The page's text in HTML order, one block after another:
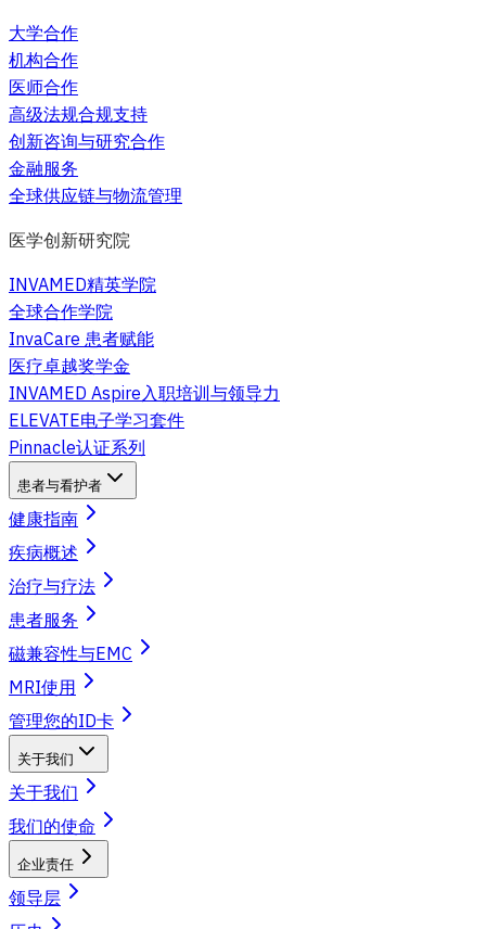
大学合作
机构合作
医师合作
高级法规合规支持
创新咨询与研究合作
金融服务
全球供应链与物流管理
医学创新研究院
INVAMED精英学院
全球合作学院
InvaCare 患者赋能
医疗卓越奖学金
INVAMED Aspire入职培训与领导力
ELEVATE电子学习套件
Pinnacle认证系列
患者与看护者
健康指南
疾病概述
治疗与疗法
患者服务
磁兼容性与EMC
MRI使用
管理您的ID卡
关于我们
关于我们
我们的使命
企业责任
领导层